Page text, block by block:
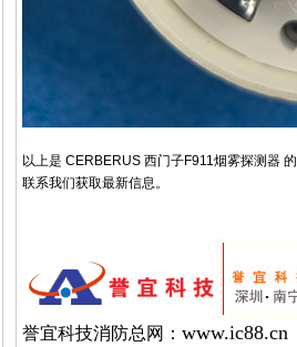
以上是 CERBERUS 西门子F911烟雾探测器
联系我们获取最新信息。
誉宜科技消防总网： www.ic88.cn